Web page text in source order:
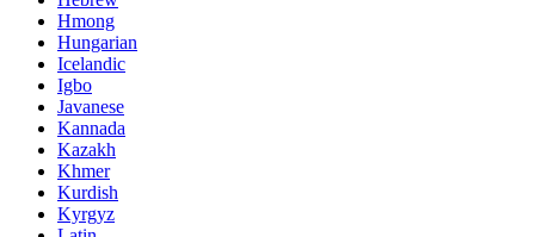
Hmong
Hungarian
Icelandic
Igbo
Javanese
Kannada
Kazakh
Khmer
Kurdish
Kyrgyz